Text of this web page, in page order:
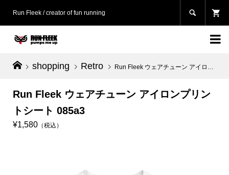
Run Fleek / creator of fun running 

shopping Retro Run Fleek ウェアチューン アイロンプリントシート 085a3
Run Fleek ウェアチューン アイロンプリン
トシート 085a3
¥1,580（税込）